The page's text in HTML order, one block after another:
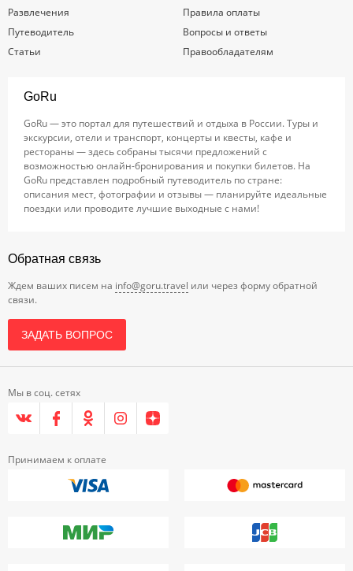
Развлечения
Путеводитель
Статьи
Правила оплаты
Вопросы и ответы
Правообладателям
GoRu
GoRu — это портал для путешествий и отдыха в России. Туры и
экскурсии, отели и транспорт, концерты и квесты, кафе и
рестораны — здесь собраны тысячи предложений с
возможностью онлайн-бронирования и покупки билетов. На
GoRu представлен подробный путеводитель по стране:
описания мест, фотографии и отзывы — планируйте идеальные
поездки или проводите лучшие выходные с нами!
Обратная связь
Ждем ваших писем на info@goru.travel или через форму обратной
связи.
ЗАДАТЬ ВОПРОС
Мы в соц. сетях
Принимаем к оплате